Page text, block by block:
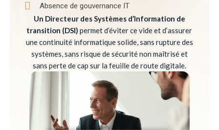
Absence de gouvernance IT
Un Directeur des Systèmes d’Information de
transition (DSI) permet d’éviter ce vide et d’assurer
une continuité informatique solide, sans rupture des
systèmes, sans risque de sécurité non maîtrisé et
sans perte de cap sur la feuille de route digitale.